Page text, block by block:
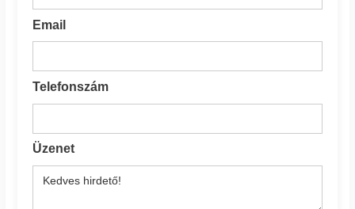
Email
Telefonszám
Üzenet